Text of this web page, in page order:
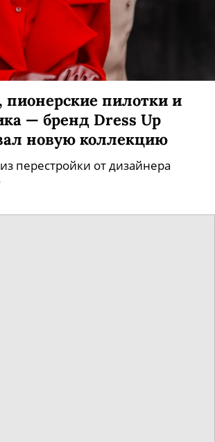
оригинальный костюм
Водянова, Синди Кроуфорд и